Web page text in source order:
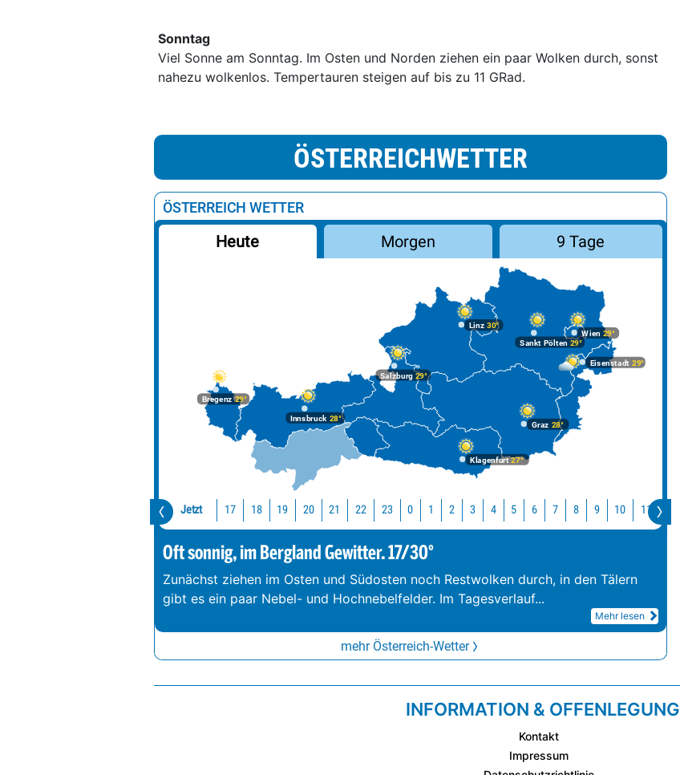
Sonntag
Viel Sonne am Sonntag. Im Osten und Norden ziehen ein paar Wolken durch, sonst
nahezu wolkenlos. Tempertauren steigen auf bis zu 11 GRad.
ÖSTERREICHWETTER
ÖSTERREICH WETTER
Heute Morgen 9 Tage
Bregenz29°
Graz 28°
Innsbruck28°
Klagenfurt27°
Linz 30°
Salzburg29°
Wien 29°
Eisenstadt 29°
Sankt Pölten 29°
Jetzt 17 18 19 20 21 22 23 0 1 2 3 4 5 6 7 8 9 10 11
Oft sonnig, im Bergland Gewitter. 17/30°
Zunächst ziehen im Osten und Südosten noch Restwolken durch, in den Tälern
gibt es ein paar Nebel- und Hochnebelfelder. Im Tagesverlauf...
Mehr lesen
mehr Österreich-Wetter
INFORMATION & OFFENLEGUNG
Kontakt
Impressum